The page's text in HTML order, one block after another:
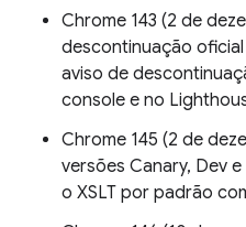
Chrome 143 (2 de
descontinuação
aviso de
console e no
Chrome 145 (2 de
versões Canary, Dev
o XSLT por padrão